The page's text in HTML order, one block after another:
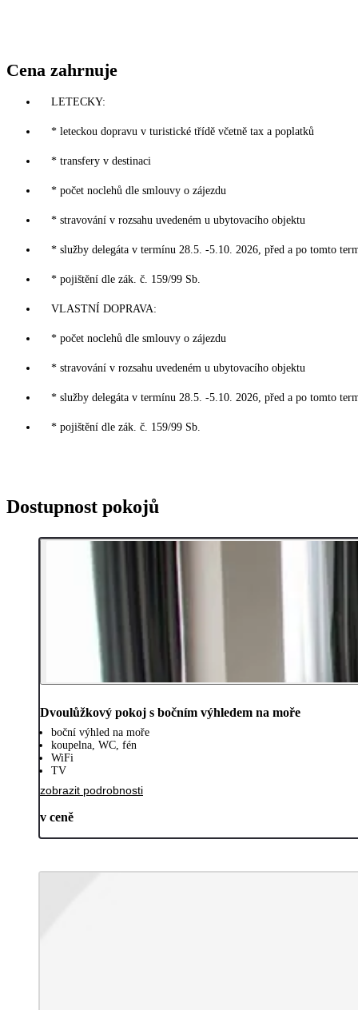
Cena zahrnuje
LETECKY:
* leteckou dopravu v turistické třídě včetně tax a poplatků
* transfery v destinaci
* počet noclehů dle smlouvy o zájezdu
* stravování v rozsahu uvedeném u ubytovacího objektu
* služby delegáta v termínu 28.5. -5.10. 2026, před a po tomto
* pojištění dle zák. č. 159/99 Sb.
VLASTNÍ DOPRAVA:
* počet noclehů dle smlouvy o zájezdu
* stravování v rozsahu uvedeném u ubytovacího objektu
* služby delegáta v termínu 28.5. -5.10. 2026, před a po tomto
* pojištění dle zák. č. 159/99 Sb.
Dostupnost pokojů
Dvoulůžkový pokoj s bočním výhledem na moře
boční výhled na moře
koupelna, WC, fén
WiFi
TV
zobrazit podrobnosti
v ceně